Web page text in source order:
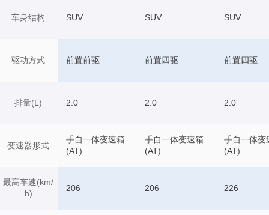
车身结构
驱动方式
排量(L)
变速器形式
最高车速(km/
h)
SUV SUV SUV
前置前驱 前置四驱 前置四驱
2.0 2.0 2.0
手自一体变速箱
(AT)
手自一体变速箱
(AT)
手自一体变
(AT)
206 206 226